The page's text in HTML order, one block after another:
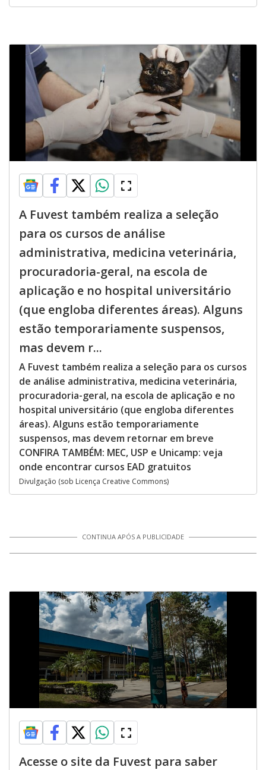
A Fuvest também realiza a seleção
para os cursos de análise
administrativa, medicina veterinária,
procuradoria-geral, na escola de
aplicação e no hospital universitário
(que engloba diferentes áreas). Alguns
estão temporariamente suspensos,
mas devem r...
A Fuvest também realiza a seleção para os cursos
de análise administrativa, medicina veterinária,
procuradoria-geral, na escola de aplicação e no
hospital universitário (que engloba diferentes
áreas). Alguns estão temporariamente
suspensos, mas devem retornar em breve
CONFIRA TAMBÉM: MEC, USP e Unicamp: veja
onde encontrar cursos EAD gratuitos
Divulgação (sob Licença Creative Commons)
CONTINUA APÓS A PUBLICIDADE
Acesse o site da Fuvest para saber